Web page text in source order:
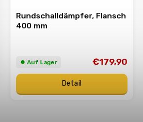
Rundschalldämpfer, Flansch
400 mm
⏺︎ Auf Lager €179,90
Detail